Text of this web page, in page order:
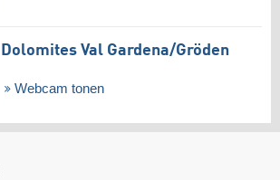
Dolomites Val Gardena/​Gröden
Webcam tonen